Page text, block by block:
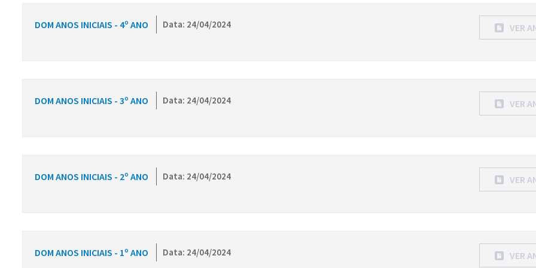
DOM ANOS INICIAIS - 4º ANO Data: 24/04/2024 VER
DOM ANOS INICIAIS - 3º ANO Data: 24/04/2024 VER
DOM ANOS INICIAIS - 2º ANO Data: 24/04/2024 VER
DOM ANOS INICIAIS - 1º ANO Data: 24/04/2024 VER